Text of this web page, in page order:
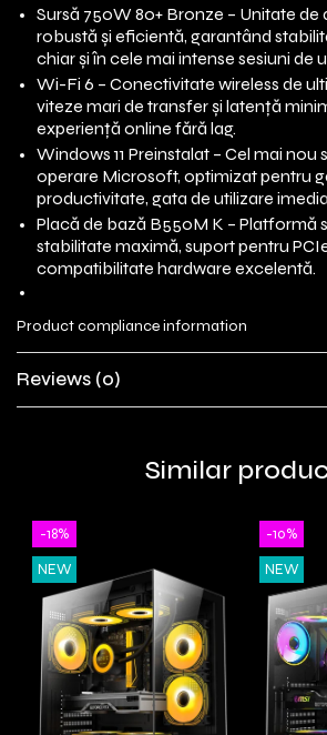
Sursă 750W 80+ Bronze – Unitate de
robustă și eficientă, garantând
chiar și în cele mai intense sesiuni de
Wi-Fi 6 – Conectivitate wireless de
viteze mari de transfer și latență
experiență online fără lag.
Windows 11 Preinstalat – Cel mai nou
operare Microsoft, optimizat pentru
productivitate, gata de utilizare
Placă de bază B550M K – Platformă
stabilitate maximă, suport pentru
compatibilitate hardware excelentă.
Product compliance information
Reviews (0)
Similar
-18%
NEW
-10%
NEW